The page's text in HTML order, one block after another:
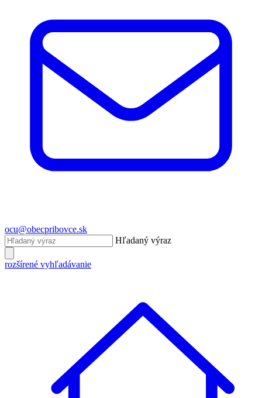
ocu@obecpribovce.sk
Hľadaný výraz
rozšírené vyhľadávanie